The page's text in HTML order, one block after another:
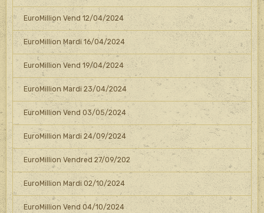
EuroMillion Vend 12/04/2024
EuroMillion Mardi 16/04/2024
EuroMillion Vend 19/04/2024
EuroMillion Mardi 23/04/2024
EuroMillion Vend 03/05/2024
EuroMillion Mardi 24/09/2024
EuroMillion Vendred 27/09/202
EuroMillion Mardi 02/10/2024
EuroMillion Vend 04/10/2024